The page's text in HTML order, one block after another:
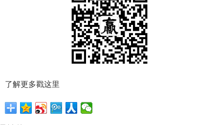
了解更多戳这里